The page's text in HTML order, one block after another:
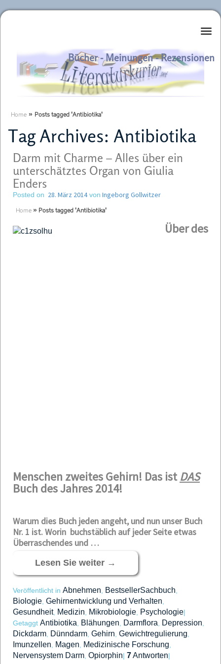
Literaturkurier.net
Bücher - Meinungen - Rezensionen
Home » Posts tagged 'Antibiotika'
Tag Archives: Antibiotika
Darm mit Charme – Alles über ein
unterschätztes Organ von Giulia
Enders
Posted on 28. März 2014von Ingeborg Gollwitzer
Home » Posts tagged 'Antibiotika'
Über des
Menschen zweites Gehirn! Das istDAS
Buch des Jahres 2014!
Warum dies Buch jeden angeht, und nun unser Buch
Nr. 1 ist. Worin buchstäblich auf jeder Seite etwas
Überraschendes und …
Lesen Sie weiter →
Veröffentlicht in Abnehmen BestsellerSachbuch
Biologie Gehirnentwicklung und Verhalten
Gesundheit, Medizin Mikrobiologie Psychologie|
Getaggt Antibiotika Blähungen Darmflora Depression
Dickdarm Dünndarm Gehirn Gewichtregulierung
Imunzellen Magen Medizinische Forschung
Nervensystem Darm Opiorphin| 7Antworten|